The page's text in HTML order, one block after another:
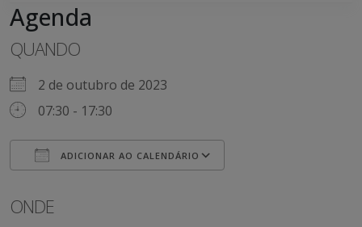
Agenda
QUANDO
2 de outubro de 2023
07:30 - 17:30
ADICIONAR AO CALENDÁRIO
ONDE